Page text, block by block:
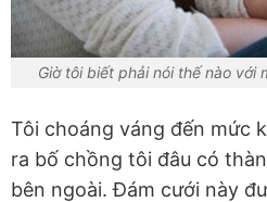
Giờ tôi biết phải nói thế nào với
Tôi choáng váng đến mức
ra bố chồng tôi đâu có
bên ngoài. Đám cưới này